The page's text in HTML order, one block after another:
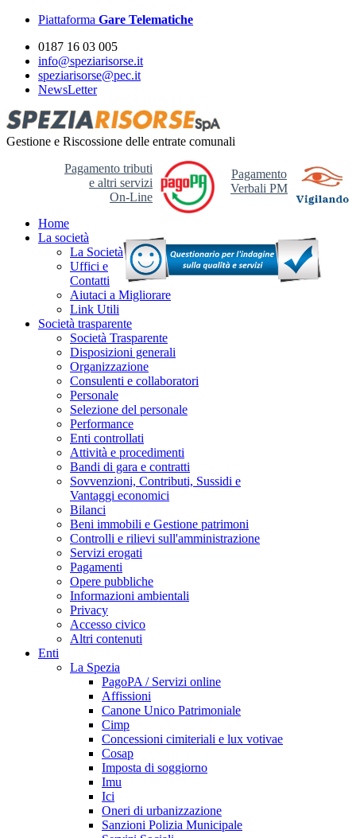
Piattaforma Gare Telematiche
0187 16 03 005
info@speziarisorse.it
speziarisorse@pec.it
NewsLetter
Gestione e Riscossione delle entrate comunali
Pagamento
Verbali PM
Pagamento tributi
e altri servizi
On-Line
Home
La società
La Società
Uffici e
Contatti
Aiutaci a Migliorare
Link Utili
Società trasparente
Società Trasparente
Disposizioni generali
Organizzazione
Consulenti e collaboratori
Personale
Selezione del personale
Performance
Enti controllati
Attività e procedimenti
Bandi di gara e contratti
Sovvenzioni, Contributi, Sussidi e
Vantaggi economici
Bilanci
Beni immobili e Gestione patrimoni
Controlli e rilievi sull'amministrazione
Servizi erogati
Pagamenti
Opere pubbliche
Informazioni ambientali
Privacy
Accesso civico
Altri contenuti
Enti
La Spezia
PagoPA / Servizi online
Affissioni
Canone Unico Patrimoniale
Cimp
Concessioni cimiteriali e lux votivae
Cosap
Imposta di soggiorno
Imu
Ici
Oneri di urbanizzazione
Sanzioni Polizia Municipale